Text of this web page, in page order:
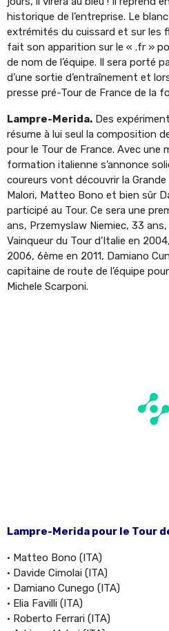
historique de l’entreprise. Le
extrémités du cuissard et sur les
fait son apparition sur le « .fr »
de nom de l’équipe. Il sera porté
d’une sortie d’entraînement et
presse pré-Tour de France de la
Lampre-Merida. Des
résume à lui seul la composition
pour le Tour de France. Avec une
formation italienne s’annonce
coureurs vont découvrir la Grande
Malori, Matteo Bono et bien sûr
participé au Tour. Ce sera une
ans, Przemyslaw Niemiec, 33
Vainqueur du Tour d’Italie en
2006, 6ème en 2011, Damiano
capitaine de route de l’équipe
Michele Scarponi.
Lampre-Merida pour le Tour
• Matteo Bono (ITA)
• Davide Cimolai (ITA)
• Damiano Cunego (ITA)
• Elia Favilli (ITA)
• Roberto Ferrari (ITA)